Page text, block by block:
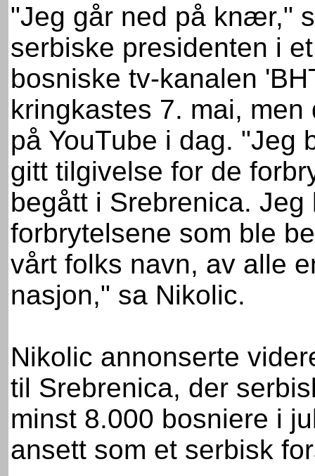
"Jeg går ned på knær,"
serbiske presidenten i
bosniske tv-kanalen
kringkastes 7. mai,
på YouTube i dag. "Jeg
gitt tilgivelse for de
begått i Srebrenica. Jeg
forbrytelsene som ble
vårt folks navn, av alle
nasjon," sa Nikolic.
Nikolic annonserte
til Srebrenica, der
minst 8.000 bosniere i
ansett som et serbisk